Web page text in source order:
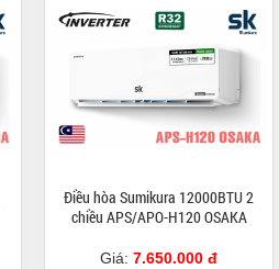
Điều hòa Sumikura 12000BTU 2
chiều APS/APO-H120 OSAKA
Giá: 7.650.000 đ